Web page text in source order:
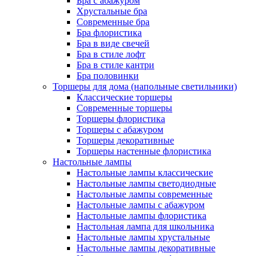
Хрустальные бра
Современные бра
Бра флористика
Бра в виде свечей
Бра в стиле лофт
Бра в стиле кантри
Бра половинки
Торшеры для дома (напольные светильники)
Классические торшеры
Современные торшеры
Торшеры флористика
Торшеры с абажуром
Торшеры декоративные
Торшеры настенные флористика
Настольные лампы
Настольные лампы классические
Настольные лампы светодиодные
Настольные лампы современные
Настольные лампы с абажуром
Настольные лампы флористика
Настольная лампа для школьника
Настольные лампы хрустальные
Настольные лампы декоративные